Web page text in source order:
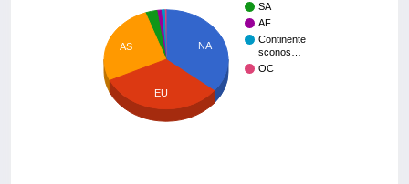
SA
AF
Continente
sconos…
OC
NA
AS
EU